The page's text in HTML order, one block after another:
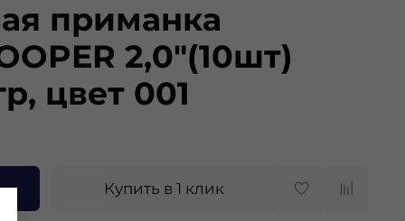
приманка
2,0"(10шт)
цвет 001
Купить в 1 клик